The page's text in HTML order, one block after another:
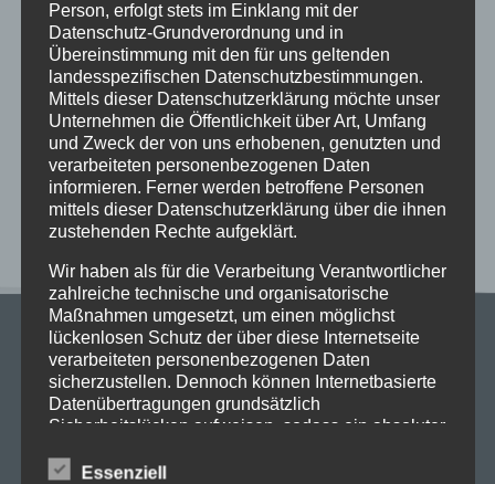
Sportfest 2026 im Goystadion
Gruß vom Förderverein
Innenhofparty des Kollegiums – Kunst trifft
Gemeinschaft
Exkursionstag der Einführungsphase (EF/11)
Neueste Kommentare
Adresse: Heiliger Weg 25, 44135 Dortmund
Person, erfolgt stets im Einklang mit der
Datenschutz-Grundverordnung und in
Übereinstimmung mit den für uns geltenden
landesspezifischen Datenschutzbestimmungen.
Mittels dieser Datenschutzerklärung möchte unser
Unternehmen die Öffentlichkeit über Art, Umfang
und Zweck der von uns erhobenen, genutzten und
verarbeiteten personenbezogenen Daten
informieren. Ferner werden betroffene Personen
mittels dieser Datenschutzerklärung über die ihnen
zustehenden Rechte aufgeklärt.
Wir haben als für die Verarbeitung Verantwortlicher
zahlreiche technische und organisatorische
Maßnahmen umgesetzt, um einen möglichst
lückenlosen Schutz der über diese Internetseite
verarbeiteten personenbezogenen Daten
sicherzustellen. Dennoch können Internetbasierte
Datenübertragungen grundsätzlich
Sicherheitslücken aufweisen, sodass ein absoluter
diesem Grund steht es jeder betroffenen Person
Essenziell